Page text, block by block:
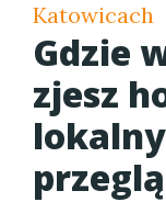
Katowicach
Gdzie
zjesz